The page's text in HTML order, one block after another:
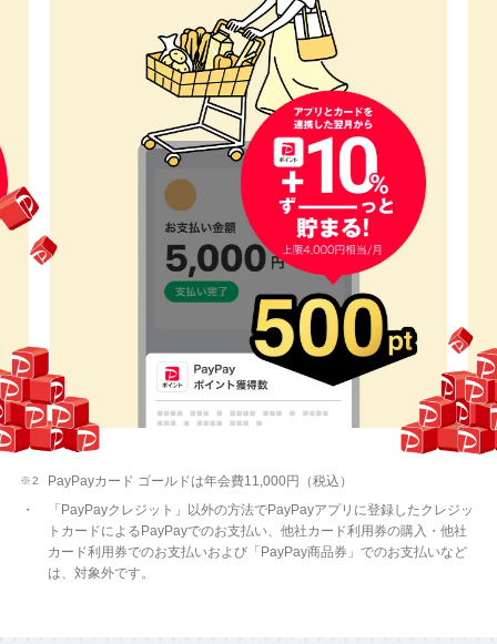
PayPayカード ゴールドは年会費11,000円（税込）
「PayPayクレジット」以外の方法でPayPayアプリに登録したクレジッ
トカードによるPayPayでのお支払い、他社カード利用券の購入・他社
カード利用券でのお支払いおよび「PayPay商品券」でのお支払いなど
は、対象外です。